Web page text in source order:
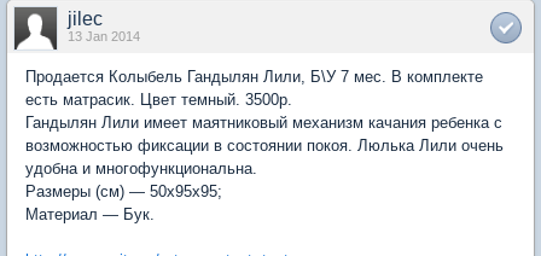
jilec
13 Jan 2014
Продается Колыбель Гандылян Лили, Б\У 7 мес. В комплекте
есть матрасик. Цвет темный. 3500р.
Гандылян Лили имеет маятниковый механизм качания ребенка с
возможностью фиксации в состоянии покоя. Люлька Лили очень
удобна и многофункциональна.
Размеры (см) — 50х95х95;
Материал — Бук.